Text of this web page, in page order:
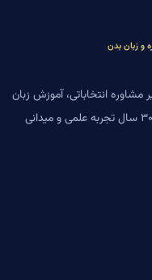
و زبان بدن
مشاوره انتخاباتی، آموزش زبان
بدن، فنون مذاکره و برندسازی شخصی با بیش از ۳۰ سال تجربه علمی و میدانی